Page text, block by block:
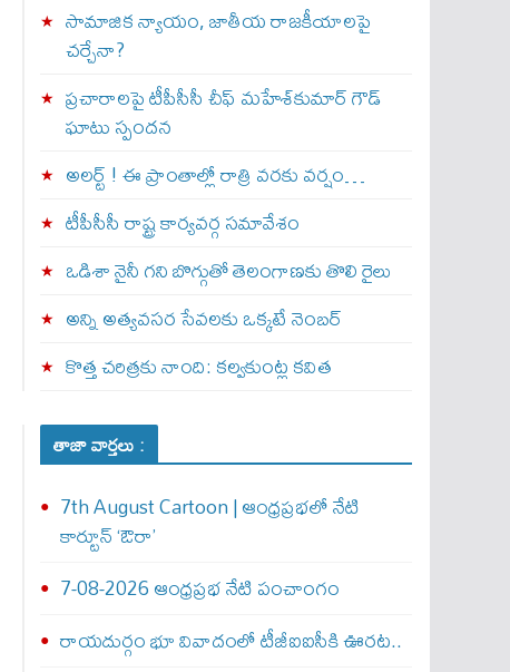
సామాజిక న్యాయం, జాతీయ రాజకీయాలపై
చర్చేనా?
ప్రచారాలపై టీపీసీసీ చీఫ్ మహేశ్‌కుమార్ గౌడ్
ఘాటు స్పందన
అల‌ర్ట్ ! ఈ ప్రాంతాల్లో రాత్రి వరకు వర్షం…
టీపీసీసీ రాష్ట్ర కార్యవర్గ సమావేశం
ఒడిశా నైనీ గని బొగ్గుతో తెలంగాణకు తొలి రైలు
అన్ని అత్యవసర సేవలకు ఒక్క‌టే నెంబ‌ర్‌
కొత్త చరిత్రకు నాంది: క‌ల్వ‌కుంట్ల కవిత
తాజా వార్తలు :
7th August Cartoon | ఆంధ్రప్రభలో నేటి
కార్టూన్ ‘ఔరా’
7-08-2026 ఆంధ్రప్రభ నేటి పంచాంగం
రాయదుర్గం భూ వివాదంలో టీజీఐఐసీకి ఊరట..